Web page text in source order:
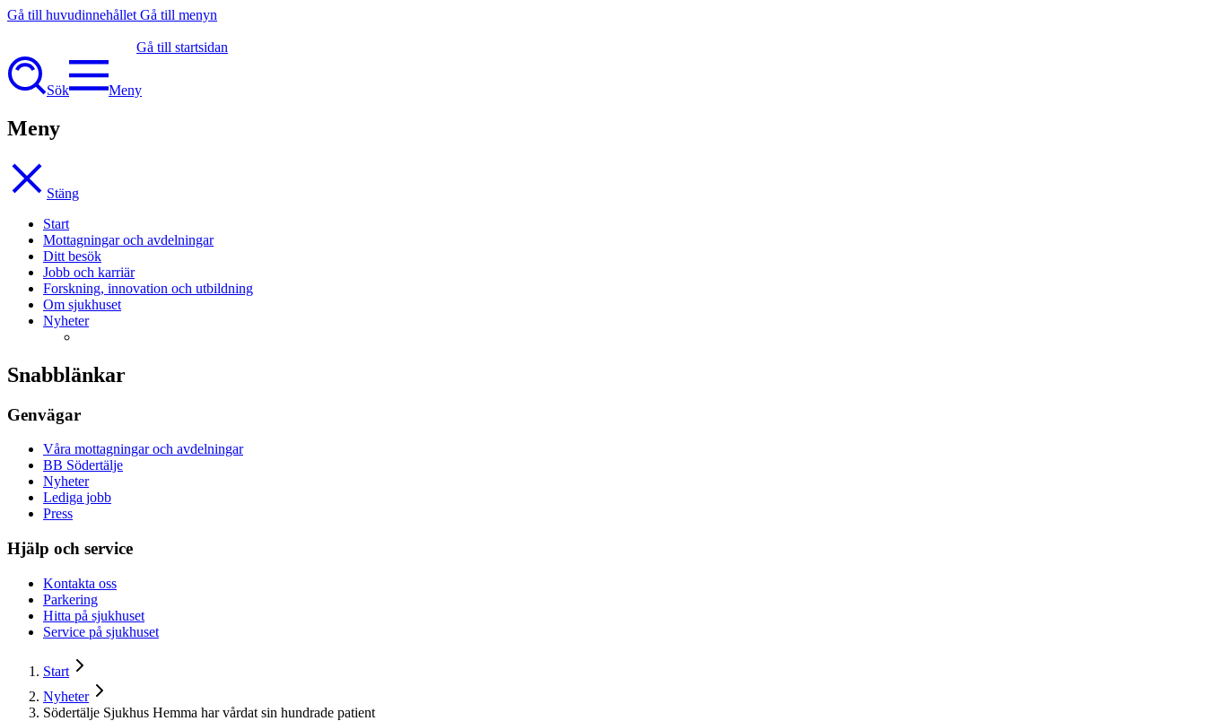
Gå till huvudinnehållet Gå till menyn
Gå till startsidan
Sök Meny
Meny
Stäng
Start
Mottagningar och avdelningar
Ditt besök
Jobb och karriär
Forskning, innovation och utbildning
Om sjukhuset
Nyheter
Snabblänkar
Genvägar
Våra mottagningar och avdelningar
BB Södertälje
Nyheter
Lediga jobb
Press
Hjälp och service
Kontakta oss
Parkering
Hitta på sjukhuset
Service på sjukhuset
Start
Nyheter
Södertälje Sjukhus Hemma har vårdat sin hundrade patient